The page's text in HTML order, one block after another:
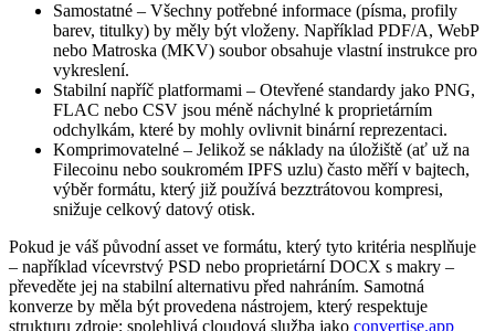
Samostatné – Všechny potřebné informace (písma, profily
barev, titulky) by měly být vloženy. Například PDF/A, WebP
nebo Matroska (MKV) soubor obsahuje vlastní instrukce pro
vykreslení.
Stabilní napříč platformami – Otevřené standardy jako PNG,
FLAC nebo CSV jsou méně náchylné k proprietárním
odchylkám, které by mohly ovlivnit binární reprezentaci.
Komprimovatelné – Jelikož se náklady na úložiště (ať už na
Filecoinu nebo soukromém IPFS uzlu) často měří v bajtech,
výběr formátu, který již používá bezztrátovou kompresi,
snižuje celkový datový otisk.
Pokud je váš původní asset ve formátu, který tyto kritéria nesplňuje
– například vícevrstvý PSD nebo proprietární DOCX s makry –
převeděte jej na stabilní alternativu před nahráním. Samotná
konverze by měla být provedena nástrojem, který respektuje
strukturu zdroje; spolehlivá cloudová služba jako convertise.app